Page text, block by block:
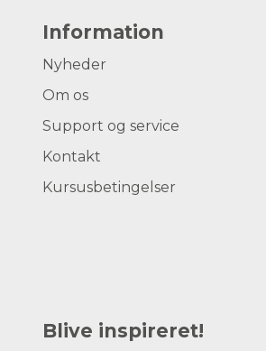
Information
Nyheder
Om os
Support og service
Kontakt
Kursusbetingelser
Blive inspireret!